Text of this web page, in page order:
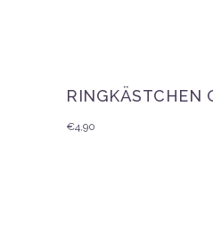
RINGKÄSTCHEN
€4,90